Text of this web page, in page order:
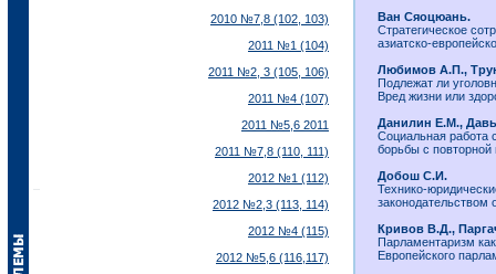
2010 №7,8 (102, 103)
2011 №1 (104)
2011 №2, 3 (105, 106)
2011 №4 (107)
2011 №5,6 2011
2011 №7,8 (110, 111)
2012 №1 (112)
2012 №2,3 (113, 114)
2012 №4 (115)
2012 №5,6 (116,117)
Ван Сяоцюань.
Стратегическое
азиатско-
Любимов А.П.,
Подлежат ли
Вред жизни или
Данилин Е.М.,
Социальная работа
борьбы с повторной
Добош С.И.
Технико-
законодательством
Кривов В.Д.,
Парламентаризм
Европейского